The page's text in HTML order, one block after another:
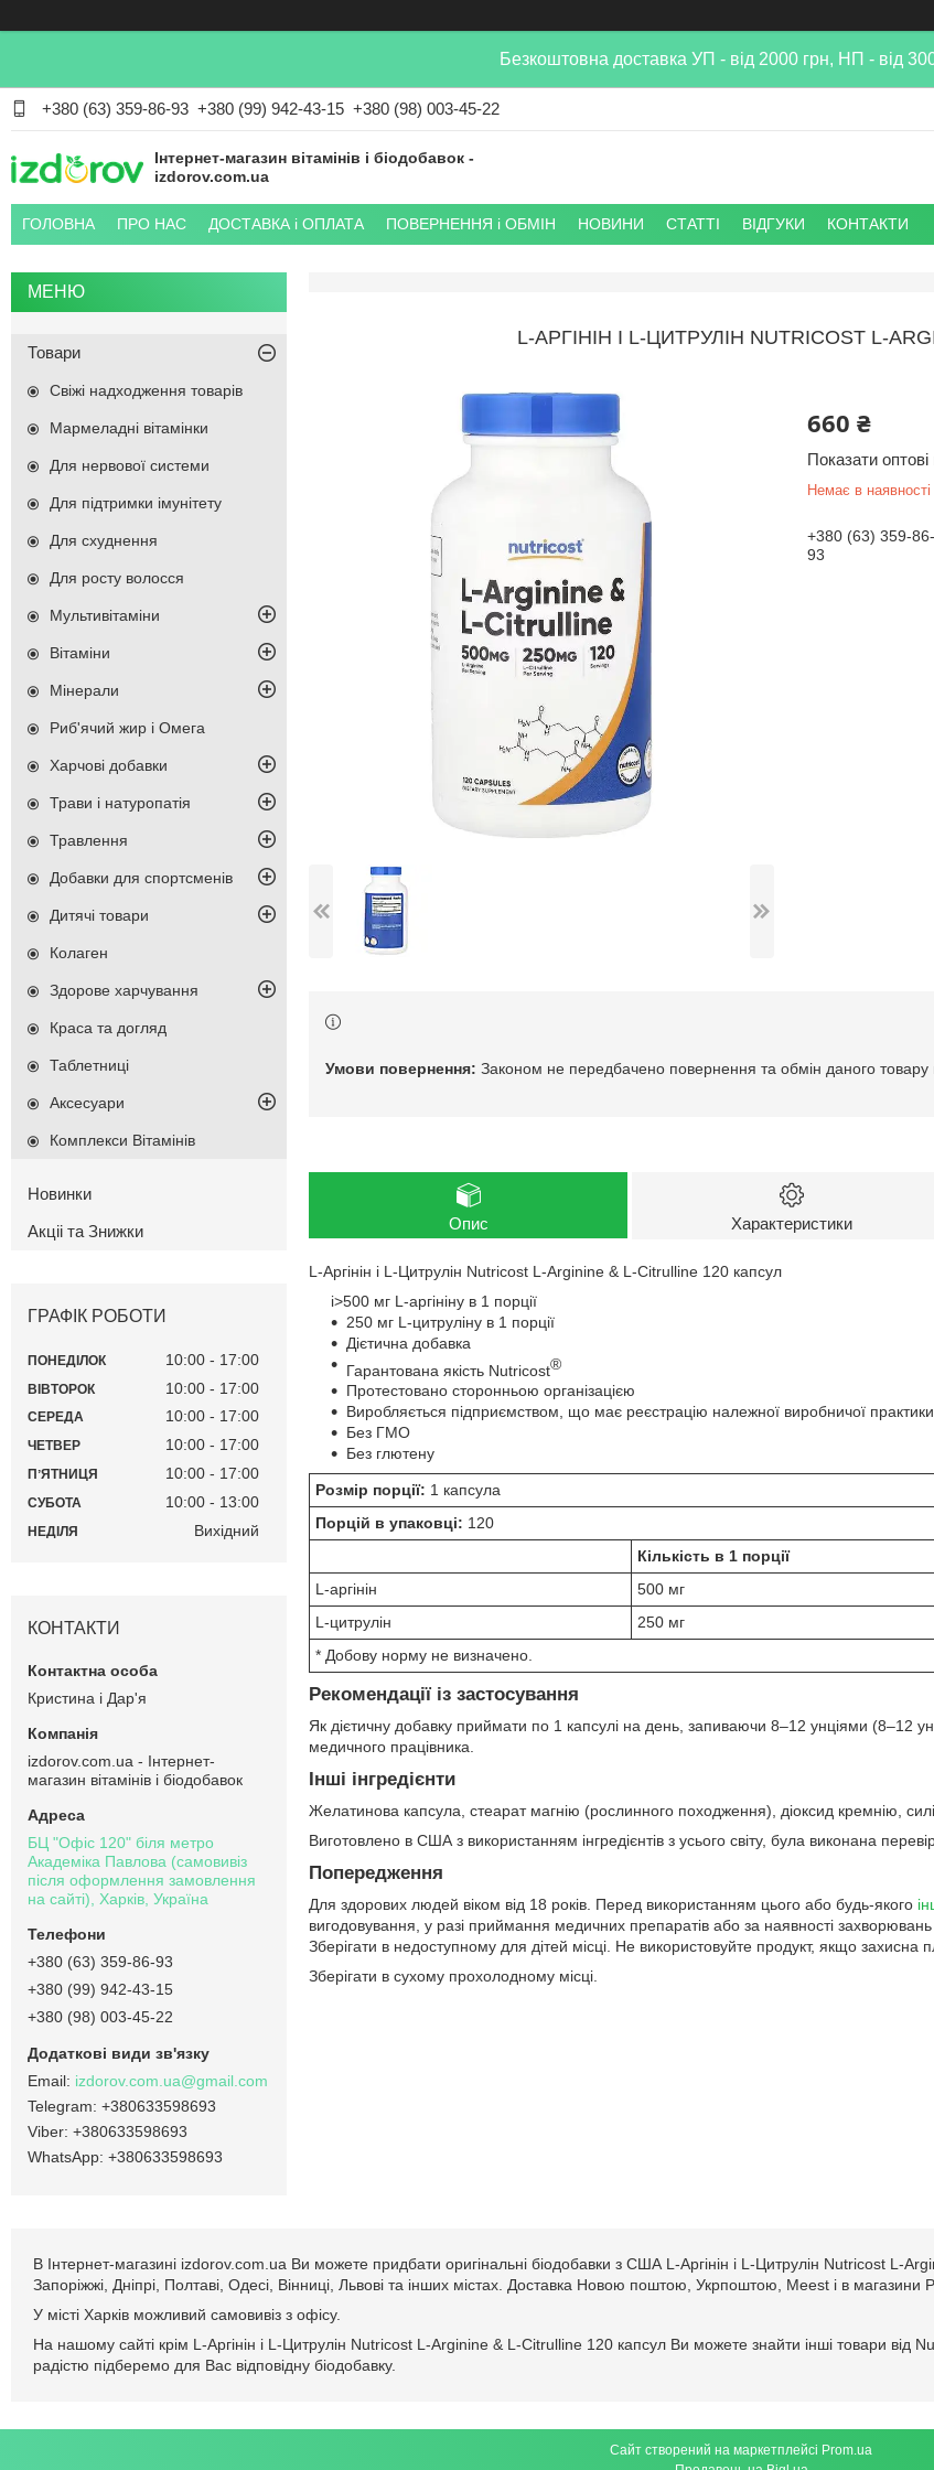
Безкоштовна доставка УП - від 2000 грн, НП - від
+380 (63) 359-86-93 +380 (99) 942-43-15 +380 (98) 003-45-22
Інтернет-магазин вітамінів і біодобавок -
izdorov.com.ua
ГОЛОВНА ПРО НАС ДОСТАВКА і ОПЛАТА ПОВЕРНЕННЯ і ОБМІН НОВИНИ СТАТТІ ВІДГУКИ КОНТАКТИ
L-АРГІНІН І L-ЦИТРУЛІН NUTRICOST L-
660 ₴
Показати оптові
Немає в наявності
+380 (63) 359-86-
93
Законом не передбачено повернення та обмін даного товару
Опис Характеристики
L-Аргінін і L-Цитрулін Nutricost L-Arginine & L-Citrulline 120 капсул
i>500 мг L-аргініну в 1 порції
250 мг L-цитруліну в 1 порції
Дієтична добавка
Гарантована якість Nutricost®
Протестовано сторонньою організацією
Виробляється підприємством, що має реєстрацію належної виробничої
Без ГМО
Без глютену
Розмір порції: 1 капсула
Порцій в упаковці: 120
Кількість в 1 порції
L-аргінін
500 мг
L-цитрулін
250 мг
* Добову норму не визначено.
Рекомендації із застосування
Як дієтичну добавку приймати по 1 капсулі на день, запиваючи 8–12 унціями (8–12
медичного працівника.
Інші інгредієнти
Желатинова капсула, стеарат магнію (рослинного походження), діоксид кремнію,
Виготовлено в США з використанням інгредієнтів з усього світу, була виконана
Попередження
Для здорових людей віком від 18 років. Перед використанням цього або будь-якого
вигодовування, у разі приймання медичних препаратів або за наявності
Зберігати в недоступному для дітей місці. Не використовуйте продукт, якщо захисна
Зберігати в сухому прохолодному місці.
Товари
Свіжі надходження товарів
Мармеладні вітамінки
Для нервової системи
Для підтримки імунітету
Для схуднення
Для росту волосся
Мультивітаміни
Вітаміни
Мінерали
Риб'ячий жир і Омега
Харчові добавки
Трави і натуропатія
Травлення
Добавки для спортсменів
Дитячі товари
Колаген
Здорове харчування
Краса та догляд
Таблетниці
Аксесуари
Комплекси Вітамінів
Новинки
Акціі та Знижки
ГРАФІК РОБОТИ
ПОНЕДІЛОК 10:00 17:00
ВІВТОРОК 10:00 17:00
СЕРЕДА 10:00 17:00
ЧЕТВЕР 10:00 17:00
ПʼЯТНИЦЯ 10:00 17:00
СУБОТА 10:00 13:00
НЕДІЛЯ Вихідний
КОНТАКТИ
Кристина і Дар'я
izdorov.com.ua - Інтернет-
магазин вітамінів і біодобавок
БЦ "Офіс 120" біля метро
Академіка Павлова (самовивіз
після оформлення замовлення
на сайті), Харків, Україна
+380 (63) 359-86-93
+380 (99) 942-43-15
+380 (98) 003-45-22
izdorov.com.ua@gmail.com
+380633598693
+380633598693
+380633598693
В Інтернет-магазині izdorov.com.ua Ви можете придбати оригінальні біодобавки з США L-Аргінін і L-Цитрулін Nutricost L-
Запоріжжі, Дніпрі, Полтаві, Одесі, Вінниці, Львові та інших містах. Доставка Новою поштою, Укрпоштою, Meest і в магазини
У місті Харків можливий самовивіз з офісу.
На нашому сайті крім L-Аргінін і L-Цитрулін Nutricost L-Arginine & L-Citrulline 120 капсул Ви можете знайти інші товари
радістю підберемо для Вас відповідну біодобавку.
Сайт створений на маркетплейсі Prom.ua